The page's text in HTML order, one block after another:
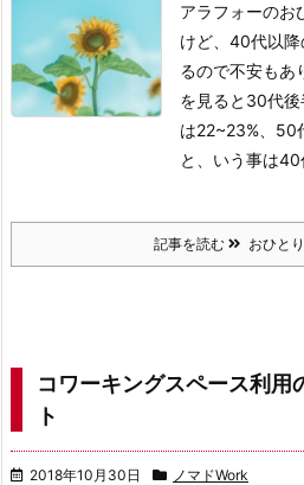
アラフォーのお
けど、40代以
るので不安もあ
を見ると30代
は22~23%、50
と、いう事は
記事を読む おひと
コワーキングスペース利用
ト
2018年10月30日 ノマドWork